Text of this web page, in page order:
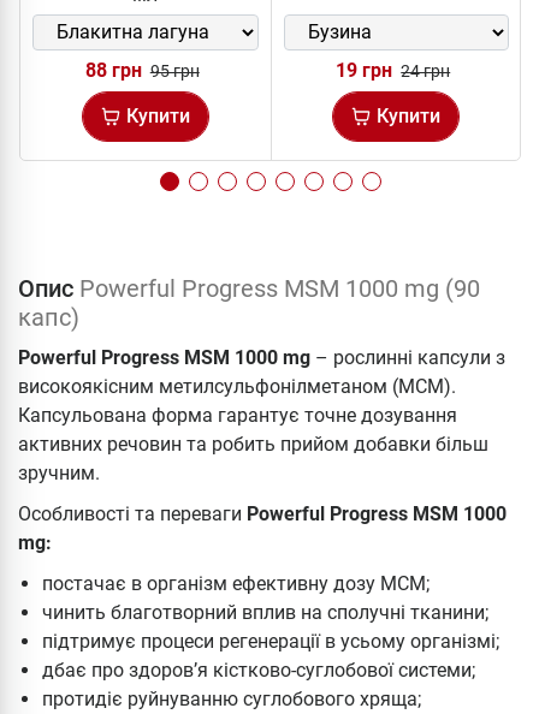
88 грн 95 грн
Купити
19 грн 24 грн
Купити
Опис Powerful Progress MSM 1000 mg (90
капс)
Powerful Progress MSM 1000 mg – рослинні капсули з
високоякісним метилсульфонілметаном (МСМ).
Капсульована форма гарантує точне дозування
активних речовин та робить прийом добавки більш
зручним.
Особливості та переваги Powerful Progress MSM 1000
mg:
постачає в організм ефективну дозу МСМ;
чинить благотворний вплив на сполучні тканини;
підтримує процеси регенерації в усьому організмі;
дбає про здоров’я кістково-суглобової системи;
протидіє руйнуванню суглобового хряща;